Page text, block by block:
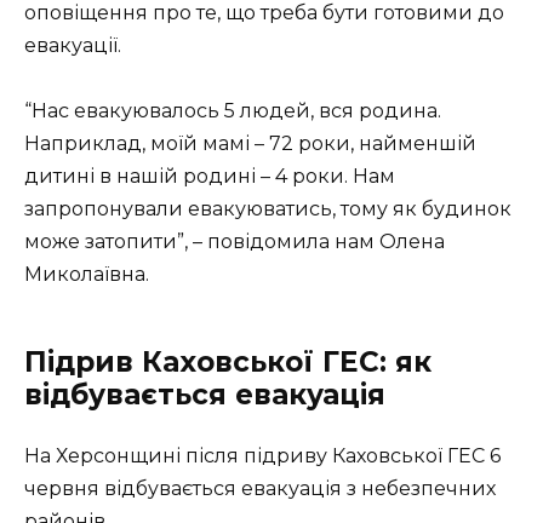
оповіщення про те, що треба бути готовими до
евакуації.
“Нас евакуювалось 5 людей, вся родина.
Наприклад, моїй мамі – 72 роки, найменшій
дитині в нашій родині – 4 роки. Нам
запропонували евакуюватись, тому як будинок
може затопити”, – повідомила нам Олена
Миколаївна.
Підрив Каховської ГЕС: як
відбувається евакуація
На Херсонщині після підриву Каховської ГЕС 6
червня відбувається евакуація з небезпечних